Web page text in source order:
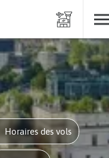
Horaires des vols